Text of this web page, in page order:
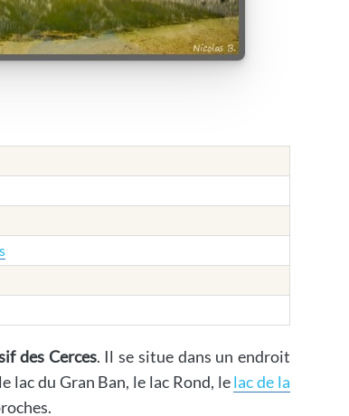
des Cerces. Il se situe dans un endroit
lac du Gran Ban, le lac Rond, lelac de la